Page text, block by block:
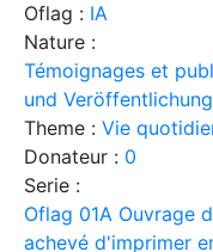
Oflag : IA
Nature :
Témoignages et
und
Theme : Vie
Donateur : 0
Serie :
Oflag 01A Ouvrage
achevé d'imprimer